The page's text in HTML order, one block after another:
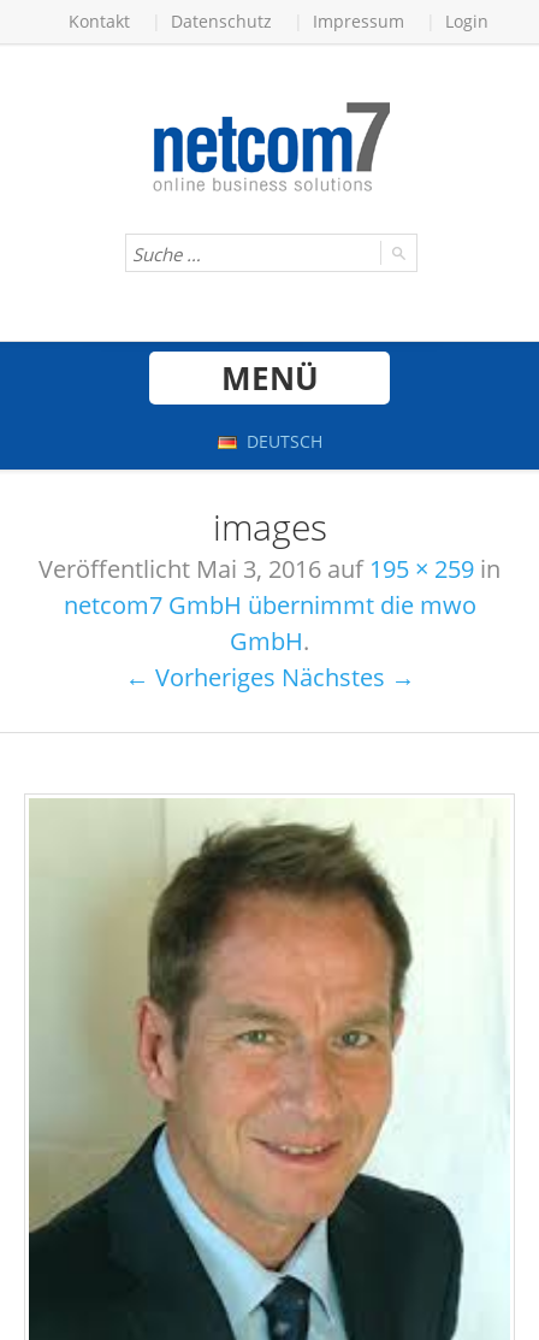
Kontakt Datenschutz Impressum Login
MENÜ
DEUTSCH
images
Veröffentlicht Mai 3, 2016 auf 195 × 259 in
netcom7 GmbH übernimmt die mwo
GmbH.
← Vorheriges Nächstes →